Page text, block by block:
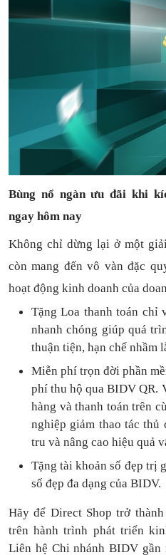
Bùng nổ ngàn ưu đãi khi
ngay hôm nay
Không chỉ dừng lại ở một
còn mang đến vô vàn đặc
hoạt động kinh doanh của
Tặng Loa thanh toán chỉ
nhanh chóng giúp quá
thuận tiện, hạn chế nhầm
Miễn phí trọn đời phần
phí thu hộ qua BIDV QR.
hàng và thanh toántrên
nghiệp giảm thao tác thủ
tru và nâng cao hiệu quả
Tặngtài khoản số đẹp trị
số đẹp đa dạng của BIDV.
Hãy để Direct Shop trở
trên hành trình phát triển
Liên hệ Chi nhánh BIDV gần